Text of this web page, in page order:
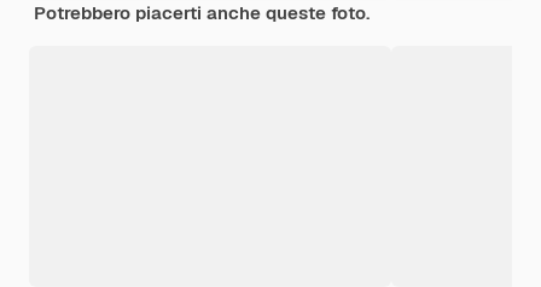
Potrebbero piacerti anche queste foto.